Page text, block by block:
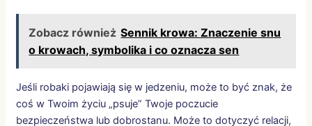
Zobacz również Sennik krowa: Znaczenie snu
o krowach, symbolika i co oznacza sen
Jeśli robaki pojawiają się w jedzeniu, może to być znak, że
coś w Twoim życiu „psuje” Twoje poczucie
bezpieczeństwa lub dobrostanu. Może to dotyczyć relacji,